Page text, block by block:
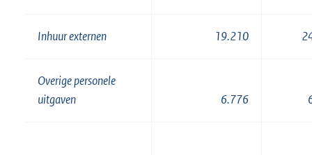
Inhuur externen 19.210
Overige personele
uitgaven
6.776